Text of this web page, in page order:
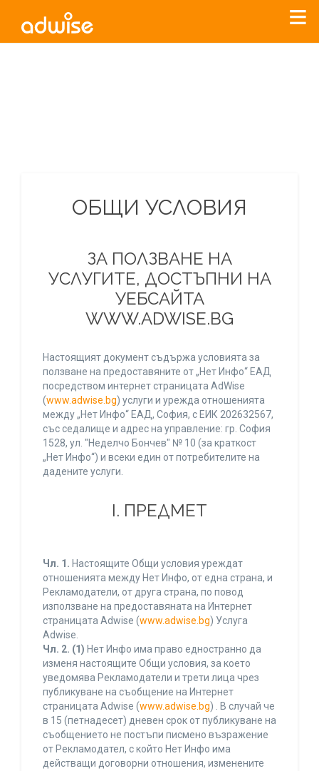
ОБЩИ УСЛОВИЯ
ЗА ПОЛЗВАНЕ НА
УСЛУГИТЕ, ДОСТЪПНИ НА
УЕБСАЙТА
WWW.ADWISE.BG
Настоящият документ съдържа условията за
ползване на предоставяните от „Нет Инфо“ ЕАД
посредством интернет страницата AdWise
(www.adwise.bg) услуги и урежда отношенията
между „Нет Инфо“ ЕАД, София, с ЕИК 202632567,
със седалище и адрес на управление: гр. София
1528, ул. "Неделчо Бончев" № 10 (за краткост
„Нет Инфо“) и всеки един от потребителите на
дадените услуги.
І. ПРЕДМЕТ
Чл. 1. Настоящите Общи условия уреждат
отношенията между Нет Инфо, от една страна, и
Рекламодатели, от друга страна, по повод
използване на предоставяната на Интернет
страницата Adwise (www.adwise.bg) Услуга
Adwise.
Чл. 2. (1) Нет Инфо има право едностранно да
изменя настоящите Общи условия, за което
уведомява Рекламодатели и трети лица чрез
публикуване на съобщение на Интернет
страницата Adwise (www.adwise.bg) . В случай че
в 15 (петнадесет) дневен срок от публикуване на
съобщението не постъпи писмено възражение
от Рекламодател, с който Нет Инфо има
действащи договорни отношения, изменените